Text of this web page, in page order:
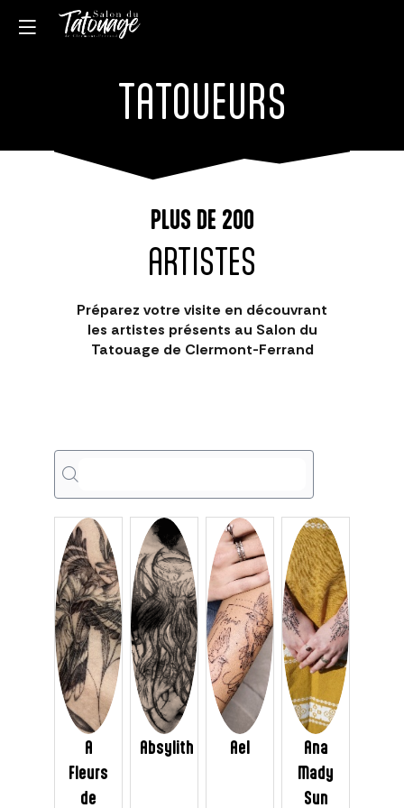
TATOUEURS
PLUS DE 200
ARTISTES
Préparez votre visite en découvrant
les artistes présents au Salon du
Tatouage de Clermont-Ferrand
AFDP
A
Fleurs
de
A
Absylith
A
Ael
AMS
Ana
Mady
Sun